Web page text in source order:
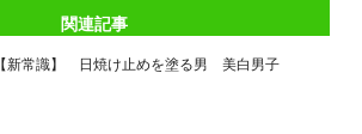
関連記事
【新常識】 日焼け止めを塗る男 美白男子